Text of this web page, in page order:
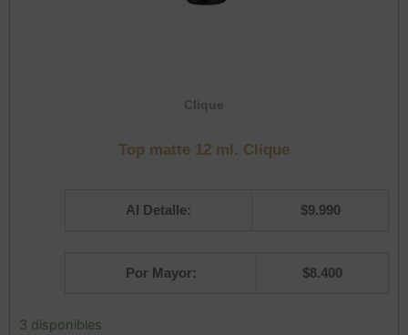
Clique
Top matte 12 ml. Clique
Al Detalle: $9.990
Por Mayor: $8.400
3 disponibles
Top